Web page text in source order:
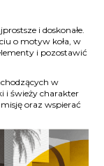
i doskonałe.
o motyw koła, w
i pozostawić
w
i świeży charakter
oraz wspierać